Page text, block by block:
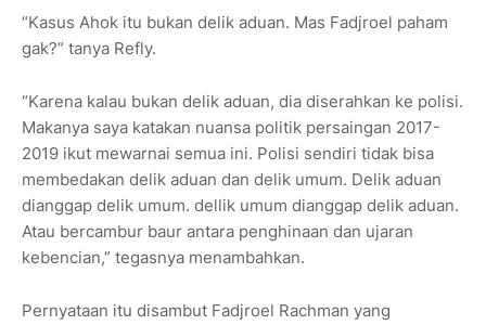
“Kasus Ahok itu bukan delik aduan. Mas Fadjroel paham
gak?” tanya Refly.
“Karena kalau bukan delik aduan, dia diserahkan ke polisi.
Makanya saya katakan nuansa politik persaingan 2017-
2019 ikut mewarnai semua ini. Polisi sendiri tidak bisa
membedakan delik aduan dan delik umum. Delik aduan
dianggap delik umum. dellik umum dianggap delik aduan.
Atau bercambur baur antara penghinaan dan ujaran
kebencian,” tegasnya menambahkan.
Pernyataan itu disambut Fadjroel Rachman yang